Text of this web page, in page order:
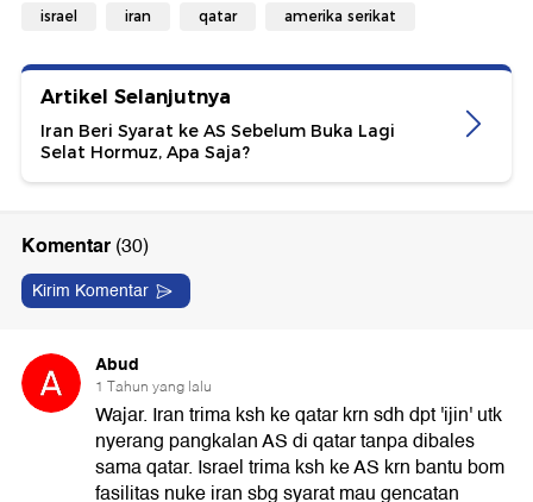
israel iran qatar amerika serikat
Artikel Selanjutnya
Iran Beri Syarat ke AS Sebelum Buka Lagi
Selat Hormuz, Apa Saja?